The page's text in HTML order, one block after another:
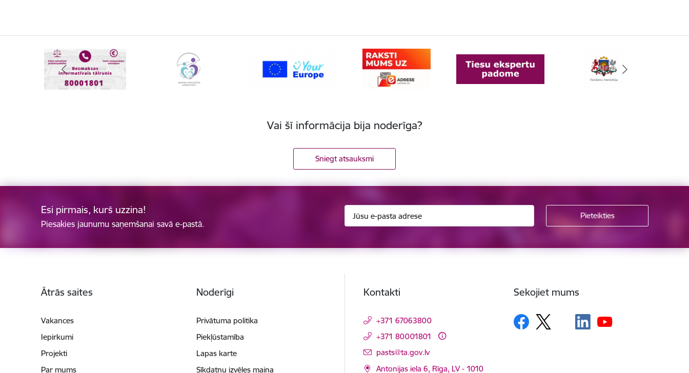
Vai šī informācija bija noderīga?
Sniegt atsauksmi
Esi pirmais, kurš uzzina!
Piesakies jaunumu saņemšanai savā e-pastā.
Ātrās saites
Vakances
Iepirkumi
Projekti
Par mums
Noderīgi
Privātuma politika
Piekļūstamība
Lapas karte
Sīkdatņu izvēles maiņa
Kontakti
+371 67063800
+371 80001801
E-pasts:
pasts@ta.gov.lv
Antonijas iela 6, Rīga, LV - 1010
Sekojiet mums